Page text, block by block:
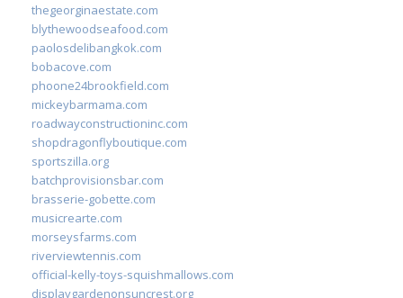
thegeorginaestate.com
blythewoodseafood.com
paolosdelibangkok.com
bobacove.com
phoone24brookfield.com
mickeybarmama.com
roadwayconstructioninc.com
shopdragonflyboutique.com
sportszilla.org
batchprovisionsbar.com
brasserie-gobette.com
musicrearte.com
morseysfarms.com
riverviewtennis.com
official-kelly-toys-squishmallows.com
displaygardenonsuncrest.org